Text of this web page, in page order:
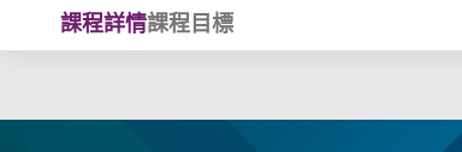
Skip to main content
課程詳情課程目標